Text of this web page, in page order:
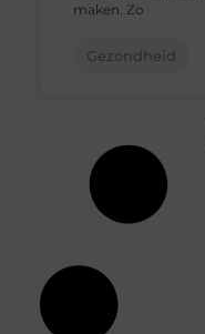
maken. Zo
Gezondheid